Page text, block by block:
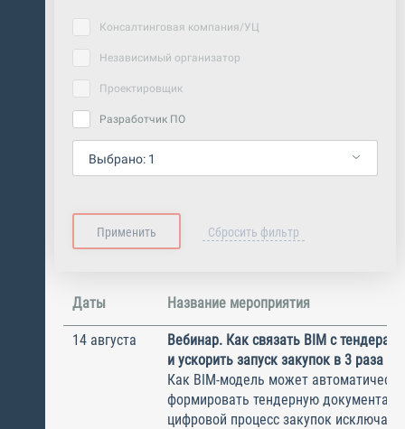
Консалтинговая компания/УЦ
Независимый организатор
Проектировщик
Разработчик ПО
Выбрано: 1
Даты Название мероприятия
14 августа
Вебинар. Как связать BIM с
и ускорить запуск закупок в 3 раза
Как BIM-модель может автоматически
формировать тендерную
цифровой процесс закупок